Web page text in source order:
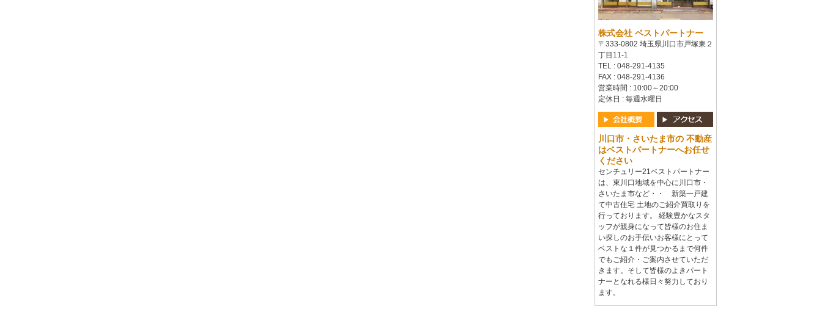
株式会社 ベストパートナー
〒333-0802 埼玉県川口市戸塚東２
丁目11-1
TEL : 048-291-4135
FAX : 048-291-4136
営業時間 : 10:00～20:00
定休日 : 毎週水曜日
川口市・さいたま市の 不動産
はベストパートナーへお任せ
ください
センチュリー21ベストパートナー
は、東川口地域を中心に川口市・
さいたま市など・・ 新築一戸建
て中古住宅 土地のご紹介買取りを
行っております。 経験豊かなスタ
ッフが親身になって皆様のお住ま
い探しのお手伝いお客様にとって
ベストな１件が見つかるまで何件
でもご紹介・ご案内させていただ
きます。そして皆様のよきパート
ナーとなれる様日々努力しており
ます。